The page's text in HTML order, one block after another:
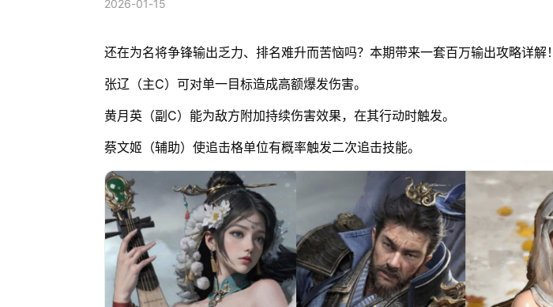
2026-01-15
还在为名将争锋输出乏力、排名难升而苦恼吗？本期带来一套百万输出攻略详解！
张辽（主C）可对单一目标造成高额爆发伤害。
黄月英（副C）能为敌方附加持续伤害效果，在其行动时触发。
蔡文姬（辅助）使追击格单位有概率触发二次追击技能。